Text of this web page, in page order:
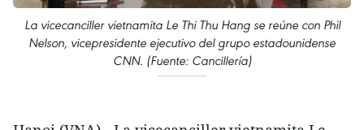
La vicecanciller vietnamita Le Thi Thu Hang se reúne con Phil
Nelson, vicepresidente ejecutivo del grupo estadounidense
CNN. (Fuente: Cancillería)